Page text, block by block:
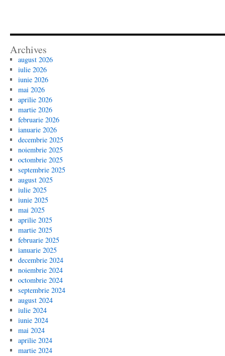
Archives
august 2026
iulie 2026
iunie 2026
mai 2026
aprilie 2026
martie 2026
februarie 2026
ianuarie 2026
decembrie 2025
noiembrie 2025
octombrie 2025
septembrie 2025
august 2025
iulie 2025
iunie 2025
mai 2025
aprilie 2025
martie 2025
februarie 2025
ianuarie 2025
decembrie 2024
noiembrie 2024
octombrie 2024
septembrie 2024
august 2024
iulie 2024
iunie 2024
mai 2024
aprilie 2024
martie 2024